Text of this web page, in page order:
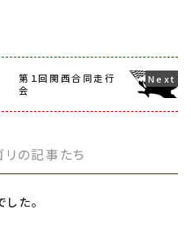
第１回関西合同走行
会
の記事たち
た。